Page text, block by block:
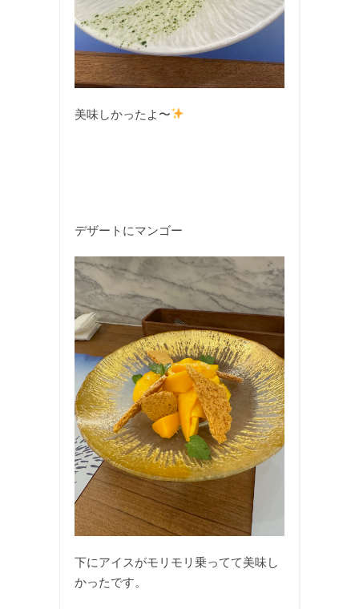
美味しかったよ〜
デザートにマンゴー
下にアイスがモリモリ乗ってて美味し
かったです。